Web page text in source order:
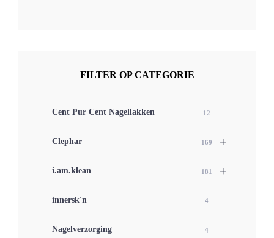
FILTER OP CATEGORIE
Cent Pur Cent Nagellakken 12
+
Clephar 169
+
i.am.klean 181
innersk'n 4
Nagelverzorging 4